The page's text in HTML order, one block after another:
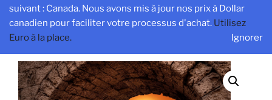
Accueil /Création/ Automatisation de votre business
suivant : Canada. Nous avons mis à jour nos prix à Dollar
canadien pour faciliter votre processus d'achat. Utilisez
Euro à la place.
Ignorer